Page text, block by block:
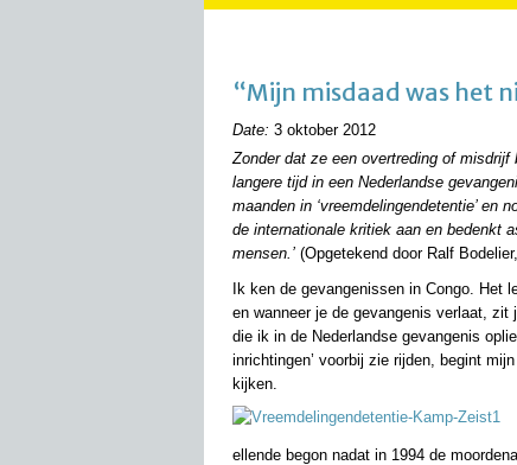
“Mijn misdaad was het
Date: 3 oktober 2012
Zonder dat ze een overtreding of
langere tijd in een Nederlandse
maanden in ‘vreemdelingendetentie’ en
de internationale kritiek aan en bedenkt
mensen.’ (Opgetekend door Ralf
Ik ken de gevangenissen in Congo. Het
en wanneer je de gevangenis verlaat,
die ik in de Nederlandse gevangenis
inrichtingen’ voorbij zie rijden, begint
kijken.
ellende begon nadat in 1994 de